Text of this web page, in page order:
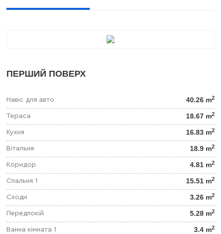
ПЕРШИЙ ПОВЕРХ
Навіс для авто 40.26 m2
Тераса 18.67 m2
Кухня 16.83 m2
Вітальня 18.9 m2
Коридор 4.81 m2
Спальня 1 15.51 m2
Сходи 3.26 m2
Передпокій 5.28 m2
Ванна кімната 1 3.4 m2